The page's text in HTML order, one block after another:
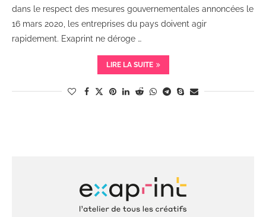
dans le respect des mesures gouvernementales annoncées le
16 mars 2020, les entreprises du pays doivent agir
rapidement. Exaprint ne déroge …
LIRE LA SUITE